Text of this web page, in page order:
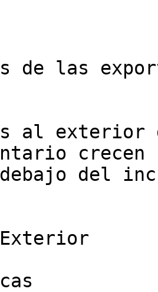
de las
al exterior
del
Exterior